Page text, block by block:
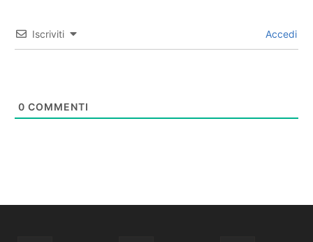
Iscriviti Accedi
0 COMMENTI